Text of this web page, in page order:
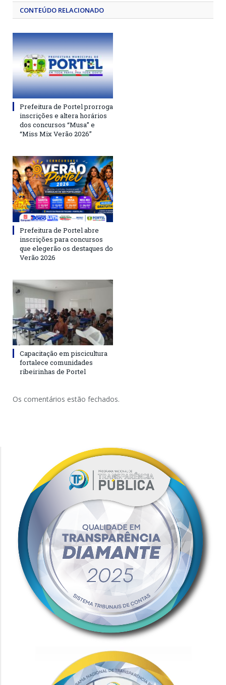
CONTEÚDO RELACIONADO
Prefeitura de Portel prorroga
inscrições e altera horários
dos concursos “Musa” e
“Miss Mix Verão 2026”
Prefeitura de Portel abre
inscrições para concursos
que elegerão os destaques do
Verão 2026
Capacitação em piscicultura
fortalece comunidades
ribeirinhas de Portel
Os comentários estão fechados.